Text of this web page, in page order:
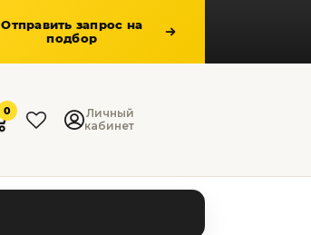
Отправить запрос на
подбор
0
Личный
кабинет